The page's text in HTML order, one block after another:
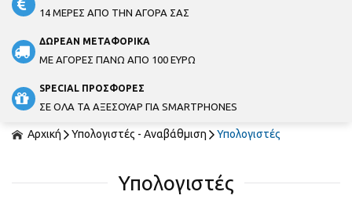
14 ΜΕΡΕΣ ΑΠΟ ΤΗΝ ΑΓΟΡΑ ΣΑΣ
ΔΩΡΕΑΝ ΜΕΤΑΦΟΡΙΚΑ
ΜΕ ΑΓΟΡΕΣ ΠΑΝΩ ΑΠΟ 100 ΕΥΡΩ
SPECIAL ΠΡΟΣΦΟΡΕΣ
ΣΕ ΟΛΑ ΤΑ ΑΞΕΣΟΥΑΡ ΓΙΑ SMARTPHONES
Αρχική Υπολογιστές - Αναβάθμιση Υπολογιστές
Υπολογιστές